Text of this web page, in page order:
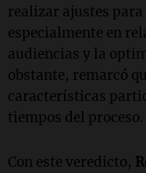
realizar ajustes
especialmente en
audiencias y la
obstante, remarcó
características
tiempos del proceso.
Con este veredicto,